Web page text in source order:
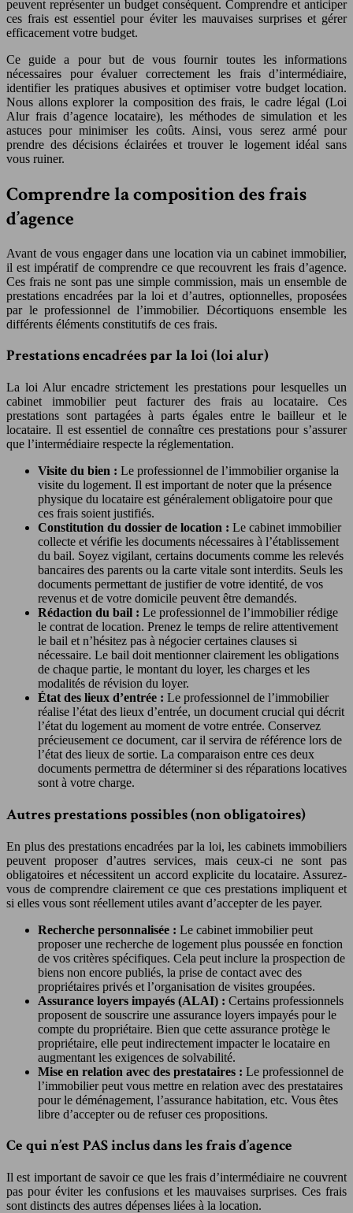
peuvent représenter un budget conséquent. Comprendre et anticiper
ces frais est essentiel pour éviter les mauvaises surprises et gérer
efficacement votre budget.
Ce guide a pour but de vous fournir toutes les informations
nécessaires pour évaluer correctement les frais d’intermédiaire,
identifier les pratiques abusives et optimiser votre budget location.
Nous allons explorer la composition des frais, le cadre légal (Loi
Alur frais d’agence locataire), les méthodes de simulation et les
astuces pour minimiser les coûts. Ainsi, vous serez armé pour
prendre des décisions éclairées et trouver le logement idéal sans
vous ruiner.
Comprendre la composition des frais
d’agence
Avant de vous engager dans une location via un cabinet immobilier,
il est impératif de comprendre ce que recouvrent les frais d’agence.
Ces frais ne sont pas une simple commission, mais un ensemble de
prestations encadrées par la loi et d’autres, optionnelles, proposées
par le professionnel de l’immobilier. Décortiquons ensemble les
différents éléments constitutifs de ces frais.
Prestations encadrées par la loi (loi alur)
La loi Alur encadre strictement les prestations pour lesquelles un
cabinet immobilier peut facturer des frais au locataire. Ces
prestations sont partagées à parts égales entre le bailleur et le
locataire. Il est essentiel de connaître ces prestations pour s’assurer
que l’intermédiaire respecte la réglementation.
Visite du bien : Le professionnel de l’immobilier organise la
visite du logement. Il est important de noter que la présence
physique du locataire est généralement obligatoire pour que
ces frais soient justifiés.
Constitution du dossier de location : Le cabinet immobilier
collecte et vérifie les documents nécessaires à l’établissement
du bail. Soyez vigilant, certains documents comme les relevés
bancaires des parents ou la carte vitale sont interdits. Seuls les
documents permettant de justifier de votre identité, de vos
revenus et de votre domicile peuvent être demandés.
Rédaction du bail : Le professionnel de l’immobilier rédige
le contrat de location. Prenez le temps de relire attentivement
le bail et n’hésitez pas à négocier certaines clauses si
nécessaire. Le bail doit mentionner clairement les obligations
de chaque partie, le montant du loyer, les charges et les
modalités de révision du loyer.
État des lieux d’entrée : Le professionnel de l’immobilier
réalise l’état des lieux d’entrée, un document crucial qui décrit
l’état du logement au moment de votre entrée. Conservez
précieusement ce document, car il servira de référence lors de
l’état des lieux de sortie. La comparaison entre ces deux
documents permettra de déterminer si des réparations locatives
sont à votre charge.
Autres prestations possibles (non obligatoires)
En plus des prestations encadrées par la loi, les cabinets immobiliers
peuvent proposer d’autres services, mais ceux-ci ne sont pas
obligatoires et nécessitent un accord explicite du locataire. Assurez-
vous de comprendre clairement ce que ces prestations impliquent et
si elles vous sont réellement utiles avant d’accepter de les payer.
Recherche personnalisée : Le cabinet immobilier peut
proposer une recherche de logement plus poussée en fonction
de vos critères spécifiques. Cela peut inclure la prospection de
biens non encore publiés, la prise de contact avec des
propriétaires privés et l’organisation de visites groupées.
Assurance loyers impayés (ALAI) : Certains professionnels
proposent de souscrire une assurance loyers impayés pour le
compte du propriétaire. Bien que cette assurance protège le
propriétaire, elle peut indirectement impacter le locataire en
augmentant les exigences de solvabilité.
Mise en relation avec des prestataires : Le professionnel de
l’immobilier peut vous mettre en relation avec des prestataires
pour le déménagement, l’assurance habitation, etc. Vous êtes
libre d’accepter ou de refuser ces propositions.
Ce qui n’est PAS inclus dans les frais d’agence
Il est important de savoir ce que les frais d’intermédiaire ne couvrent
pas pour éviter les confusions et les mauvaises surprises. Ces frais
sont distincts des autres dépenses liées à la location.